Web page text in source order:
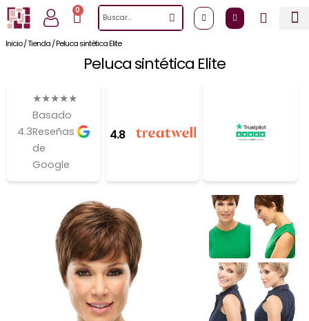
al
contenido
0
CartSearch
Inicio/Tienda/Peluca sintética Elite
Peluca sintética Elite
4.3
★★★★★
Basado
Reseñas
de
Google
4.8